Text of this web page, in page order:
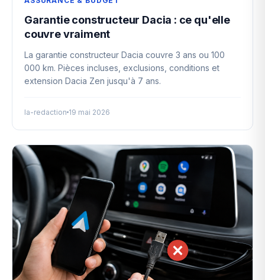
Garantie constructeur Dacia : ce qu'elle
couvre vraiment
La garantie constructeur Dacia couvre 3 ans ou 100
000 km. Pièces incluses, exclusions, conditions et
extension Dacia Zen jusqu'à 7 ans.
la-redaction 19 mai 2026